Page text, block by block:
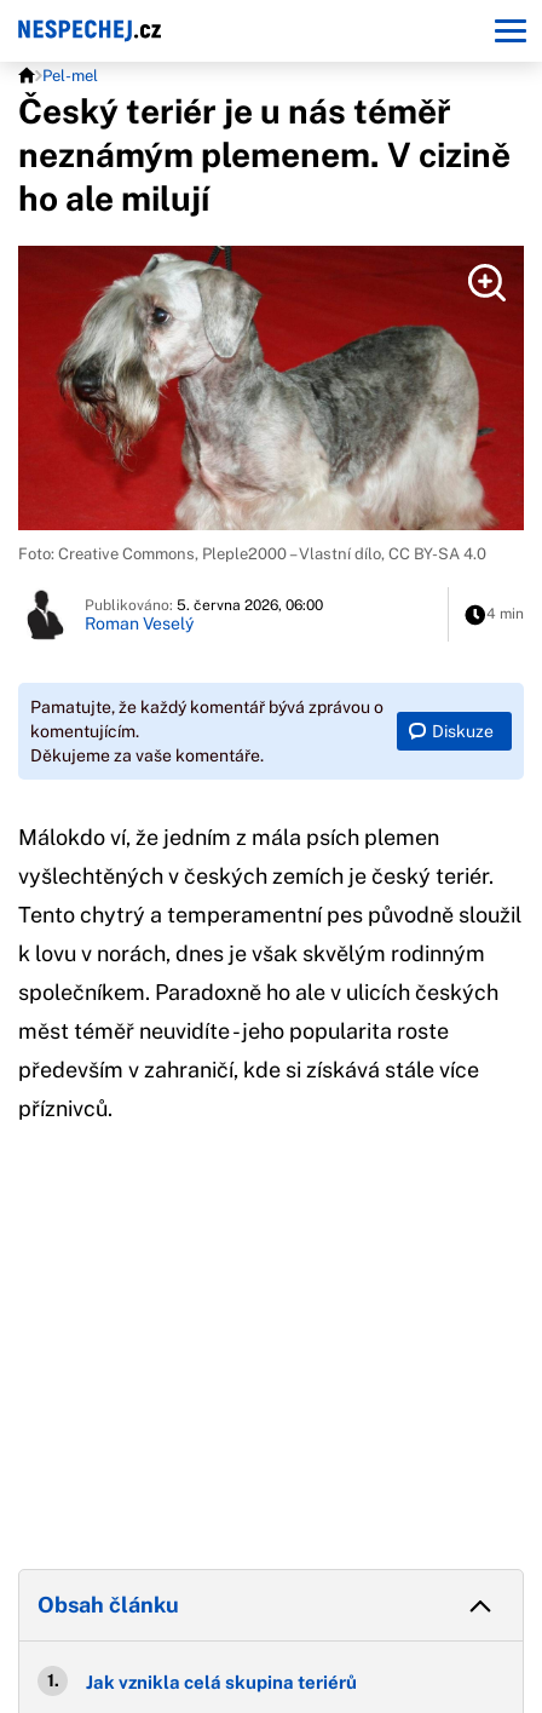
Pel-mel
Český teriér je u nás téměř
neznámým plemenem. V cizině
ho ale milují
Foto: Creative Commons, Pleple2000 – Vlastní dílo, CC BY-SA 4.0
Publikováno: 5. června 2026, 06:00
Roman Veselý 4 min
Pamatujte, že každý komentář bývá zprávou o
komentujícím.
Děkujeme za vaše komentáře.
Diskuze
Málokdo ví, že jedním z mála psích plemen
vyšlechtěných v českých zemích je český teriér.
Tento chytrý a temperamentní pes původně sloužil
k lovu v norách, dnes je však skvělým rodinným
společníkem. Paradoxně ho ale v ulicích českých
měst téměř neuvidíte - jeho popularita roste
především v zahraničí, kde si získává stále více
příznivců.
Obsah článku
Jak vznikla celá skupina teriérů